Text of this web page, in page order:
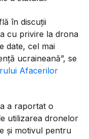
în discuții
cu privire la drona
date, cel mai
ucraineană”, se
Afacerilor
a raportat o
utilizarea dronelor
și motivul pentru